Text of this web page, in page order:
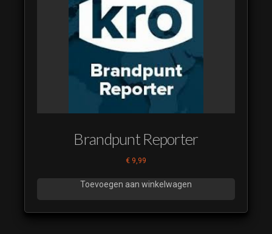
Brandpunt Reporter
€ 9,99
Toevoegen aan winkelwagen